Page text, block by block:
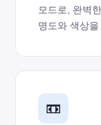
모드로, 완벽
명도와 색상을
📼